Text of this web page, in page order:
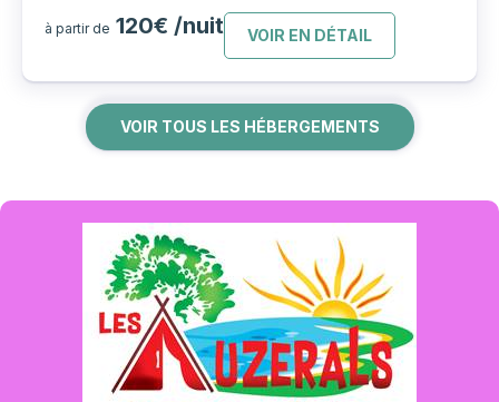
à partir de 120€ /nuit VOIR EN DÉTAIL
VOIR TOUS LES HÉBERGEMENTS